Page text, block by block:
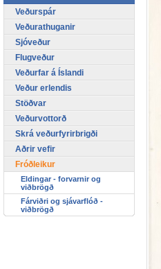
Veðurspár
Veðurathuganir
Sjóveður
Flugveður
Veðurfar á Íslandi
Veður erlendis
Stöðvar
Veðurvottorð
Skrá veðurfyrirbrigði
Aðrir vefir
Fróðleikur
Eldingar - forvarnir og
viðbrögð
Fárviðri og sjávarflóð -
viðbrögð